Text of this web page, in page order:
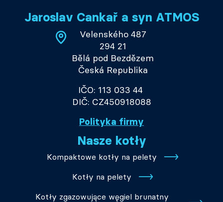
Jaroslav Cankař a syn ATMOS
Velenského 487
294 21
Bělá pod Bezdězem
Česká Republika
IČO: 113 033 44
DIČ: CZ450918088
Polityka firmy
Nasze kotły
Kompaktowe kotły na pelety
Kotły na pelety
Kotły zgazowujące węgiel brunatny